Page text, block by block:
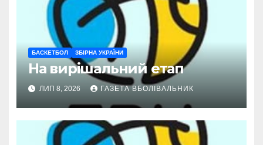
БАСКЕТБОЛ ЗБІРНА УКРАЇНИ
На вирішальний етап
ЛИП 8, 2026 ГАЗЕТА ВБОЛІВАЛЬНИК